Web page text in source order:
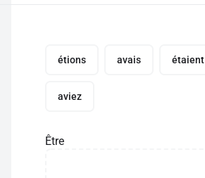
étions avais étaient
aviez
Être